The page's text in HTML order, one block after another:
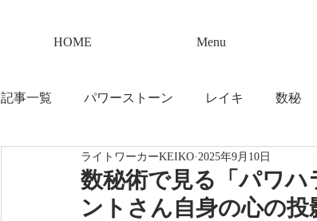
HOME Menu
記事一覧 パワーストーン レイキ 数秘
数秘術で見る「パワ
ントさん自身の心の投
ライトワーカーKEIKO 2025年9月10日